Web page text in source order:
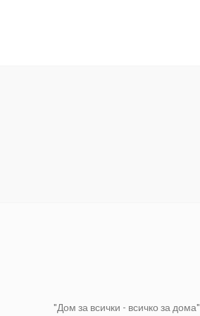
"Дом за всички - всичко за дома"